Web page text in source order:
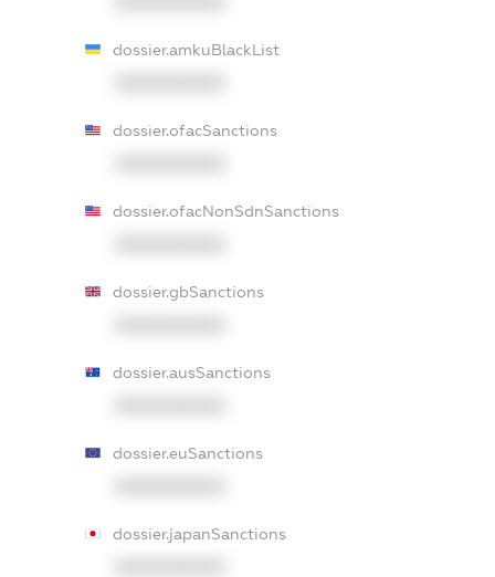
dossier.amkuBlackList
dossier.ofacSanctions
dossier.ofacNonSdnSanctions
dossier.gbSanctions
dossier.ausSanctions
dossier.euSanctions
dossier.japanSanctions